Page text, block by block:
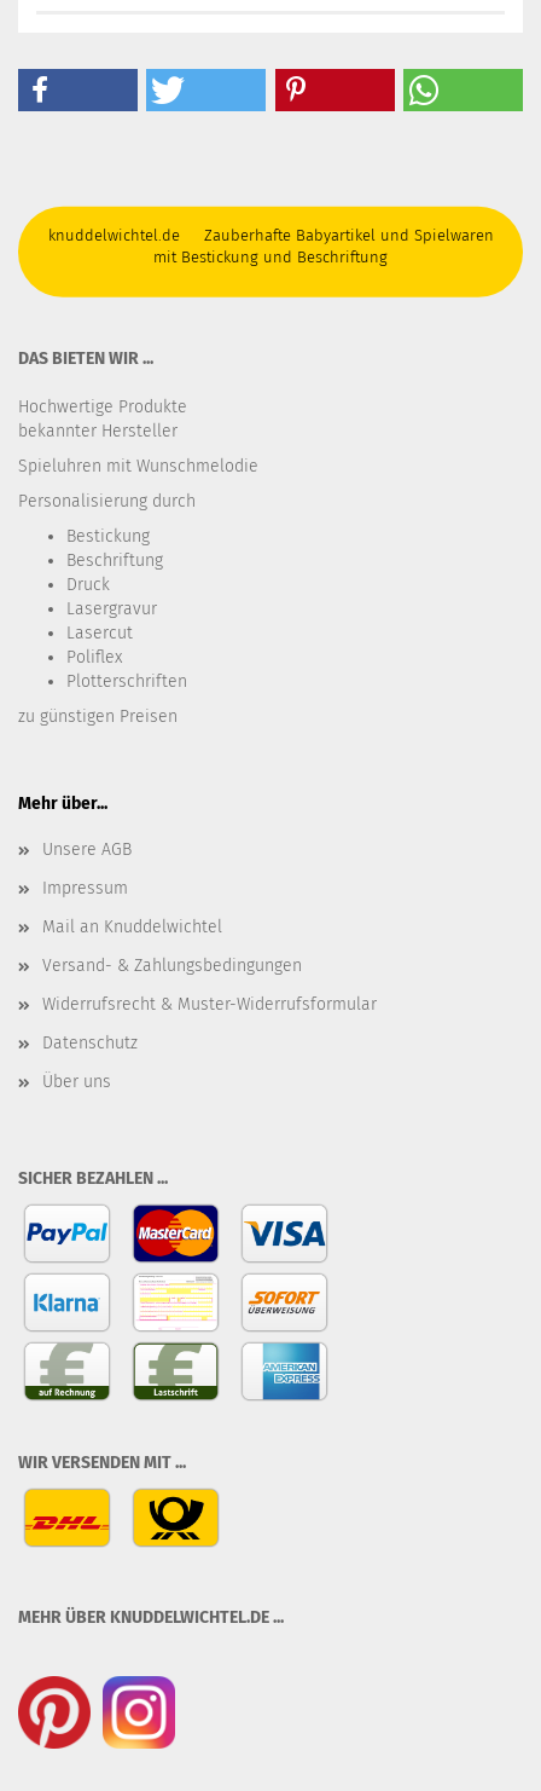
knuddelwichtel.de Zauberhafte Babyartikel und Spielwaren
mit Bestickung und Beschriftung
DAS BIETEN WIR ...
Hochwertige Produkte
bekannter Hersteller
Spieluhren mit Wunschmelodie
Personalisierung durch
Bestickung​
Beschriftung
Druck
Lasergravur
Lasercut
Poliflex
Plotterschriften
zu günstigen Preisen
Mehr über...
Unsere AGB
Impressum
Mail an Knuddelwichtel
Versand- & Zahlungsbedingungen
Widerrufsrecht & Muster-Widerrufsformular
Datenschutz
Über uns
SICHER BEZAHLEN ...
WIR VERSENDEN MIT ...
MEHR ÜBER KNUDDELWICHTEL.DE ...